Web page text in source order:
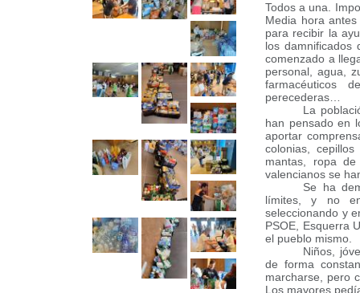
Todos a una.
Media hora
para recibir la
los damnificados
comenzado a
personal, agua,
farmacéuticos
perecederas…
La
han pensado en
aportar
colonias,
mantas, ropa
valencianos se
Se ha
límites, y no
seleccionando y
PSOE, Esquerra
el pueblo mismo.
Niños,
de forma
marcharse, pero
Los mayores